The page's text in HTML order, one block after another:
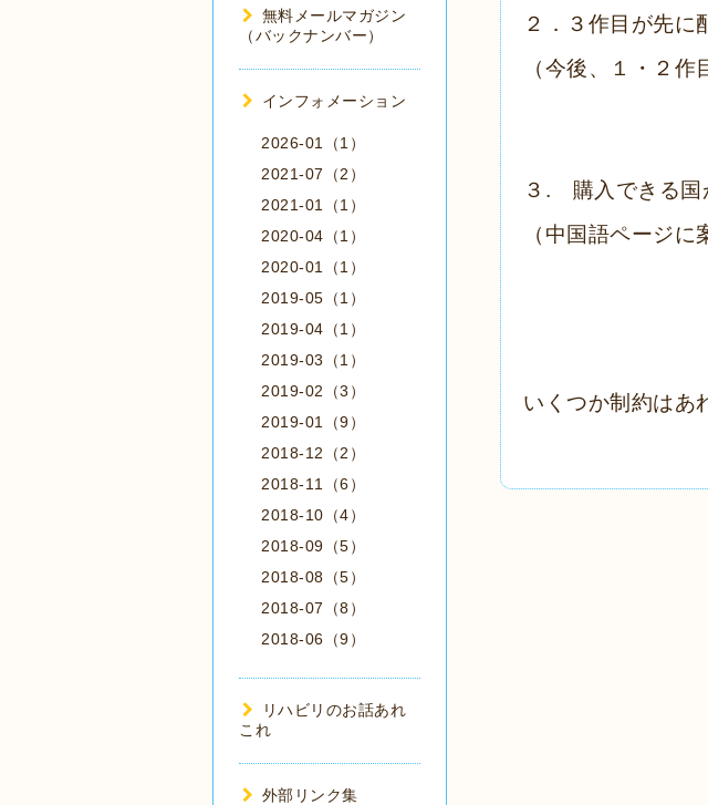
２．３作目が先
（今後、１・２作
３. 購入できる国
（中国語ページに
いくつか制約はあ
無料メールマガジン
（バックナンバー）
インフォメーション
2026-01（1）
2021-07（2）
2021-01（1）
2020-04（1）
2020-01（1）
2019-05（1）
2019-04（1）
2019-03（1）
2019-02（3）
2019-01（9）
2018-12（2）
2018-11（6）
2018-10（4）
2018-09（5）
2018-08（5）
2018-07（8）
2018-06（9）
リハビリのお話あれ
これ
外部リンク集